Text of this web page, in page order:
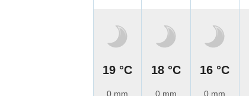
19 °C
0 mm
18 °C
0 mm
16 °C
0 mm